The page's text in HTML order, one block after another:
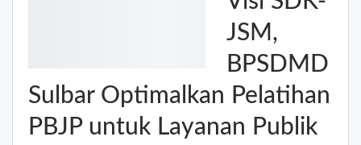
JSM,
BPSDMD
Sulbar Optimalkan Pelatihan
PBJP untuk Layanan Publik